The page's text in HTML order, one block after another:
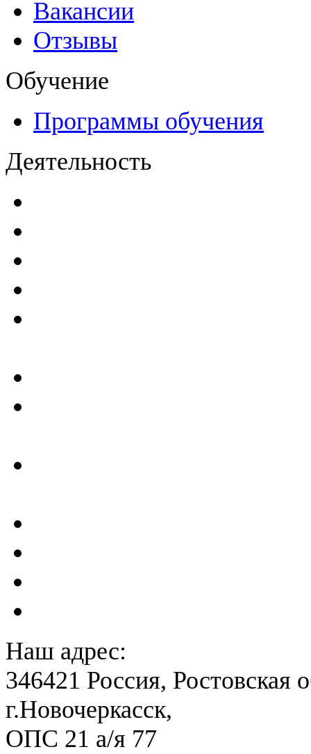
Вакансии
Отзывы
Обучение
Программы обучения
Деятельность
Наш адрес:
346421 Россия, Ростовская
г.Новочеркасск,
ОПС 21 а/я 77